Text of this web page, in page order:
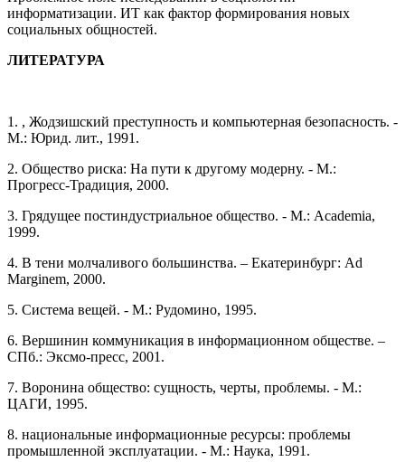
информатизации. ИТ как фактор формирования новых
социальных общностей.
ЛИТЕРАТУРА
1. , Жодзишский преступность и компьютерная безопасность. -
М.: Юрид. лит., 1991.
2. Общество риска: На пути к другому модерну. - М.:
Прогресс-Традиция, 2000.
3. Грядущее постиндустриальное общество. - М.: Academia,
1999.
4. В тени молчаливого большинства. – Екатеринбург: Ad
Marginem, 2000.
5. Система вещей. - М.: Рудомино, 1995.
6. Вершинин коммуникация в информационном обществе. –
СПб.: Эксмо-пресс, 2001.
7. Воронина общество: сущность, черты, проблемы. - М.:
ЦАГИ, 1995.
8. национальные информационные ресурсы: проблемы
промышленной эксплуатации. - М.: Наука, 1991.